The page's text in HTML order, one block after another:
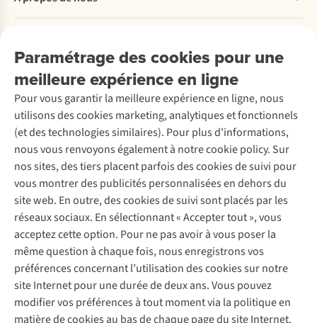
Paramétrage des cookies pour une
meilleure expérience en ligne
Pour vous garantir la meilleure expérience en ligne, nous
utilisons des cookies marketing, analytiques et fonctionnels
(et des technologies similaires). Pour plus d'informations,
nous vous renvoyons également à notre cookie policy. Sur
nos sites, des tiers placent parfois des cookies de suivi pour
vous montrer des publicités personnalisées en dehors du
site web. En outre, des cookies de suivi sont placés par les
réseaux sociaux. En sélectionnant « Accepter tout », vous
acceptez cette option. Pour ne pas avoir à vous poser la
même question à chaque fois, nous enregistrons vos
préférences concernant l’utilisation des cookies sur notre
site Internet pour une durée de deux ans. Vous pouvez
modifier vos préférences à tout moment via la politique en
matière de cookies au bas de chaque page du site Internet.
Commander
Payer
Retourner
Rétractation d'une commande
Entretien & réparations
Garantie
Contactez-nous
Entreprise responsable
À propos d’Ayacucho
Nos magasins
À propos d’A.S.Adventure
Déclaration d'accessibilité
Location / Location sports d’hiver
Seconde-main
Entretien de ski
Service de lavage
Entretien de chaussures
Réparation de chaussures
Réparation de vêtements
Retouches
Pour les entreprises
Découvrez
A.S.Magazine
Explore Camp
Expertise & conseils
Abonnez-vous à la newsletter
Suivez-nous
Mentions légales
Politique de confidentialité